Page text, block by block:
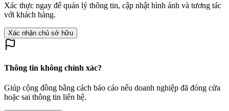
Xác thực ngay để quản lý thông tin, cập nhật hình ảnh và tương tác
với khách hàng.
Xác nhận chủ sở hữu
Thông tin không chính xác?
Giúp cộng đồng bằng cách báo cáo nếu doanh nghiệp đã đóng cửa
hoặc sai thông tin liên hệ.